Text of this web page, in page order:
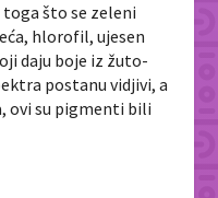
što se zeleni
hlorofil, ujesen
daju boje iz žuto-
postanu vidjivi, a
ovi su pigmenti bili